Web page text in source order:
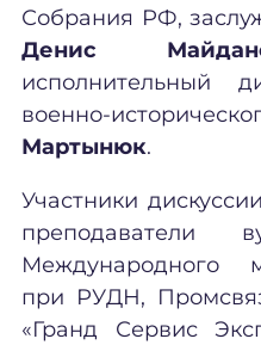
Собрания РФ,
Денис
исполнительный
военно-
Мартынюк.
Участники
преподаватели
Международного
при РУДН,
«Гранд Сервис